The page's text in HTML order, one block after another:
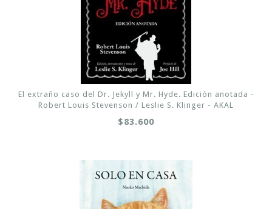
El extraño caso del Dr. Jekyll y Mr. Hyde. Edición anotada -
Robert Louis Stevenson / Leslie S. Klinger - AKAL
$83.600